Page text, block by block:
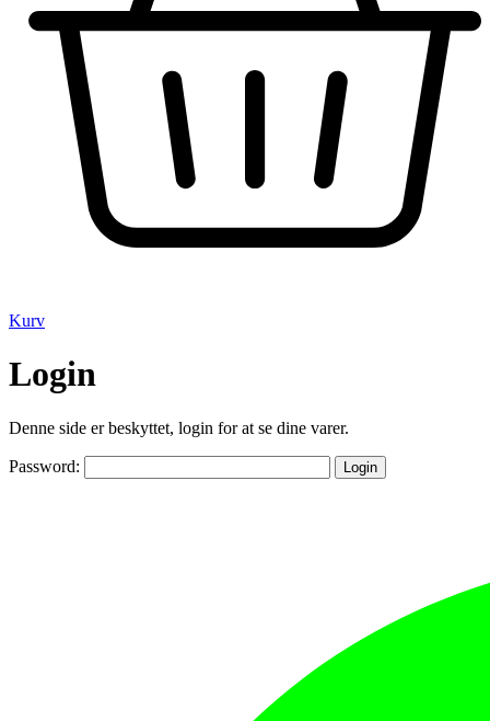
Kurv
Login
Denne side er beskyttet, login for at se dine varer.
Password: